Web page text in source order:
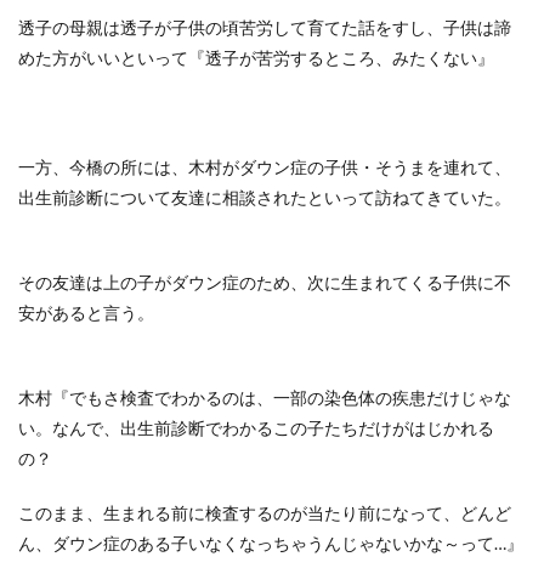
透子の母親は透子が子供の頃苦労して育てた話をすし、子供は諦
めた方がいいといって『透子が苦労するところ、みたくない』
一方、今橋の所には、木村がダウン症の子供・そうまを連れて、
出生前診断について友達に相談されたといって訪ねてきていた。
その友達は上の子がダウン症のため、次に生まれてくる子供に不
安があると言う。
木村『でもさ検査でわかるのは、一部の染色体の疾患だけじゃな
い。なんで、出生前診断でわかるこの子たちだけがはじかれる
の？
このまま、生まれる前に検査するのが当たり前になって、どんど
ん、ダウン症のある子いなくなっちゃうんじゃないかな～って…』